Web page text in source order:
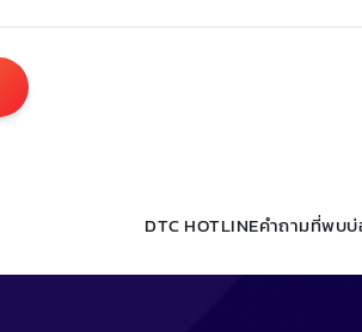
DTC HOTLINEคำถามที่พบบ่